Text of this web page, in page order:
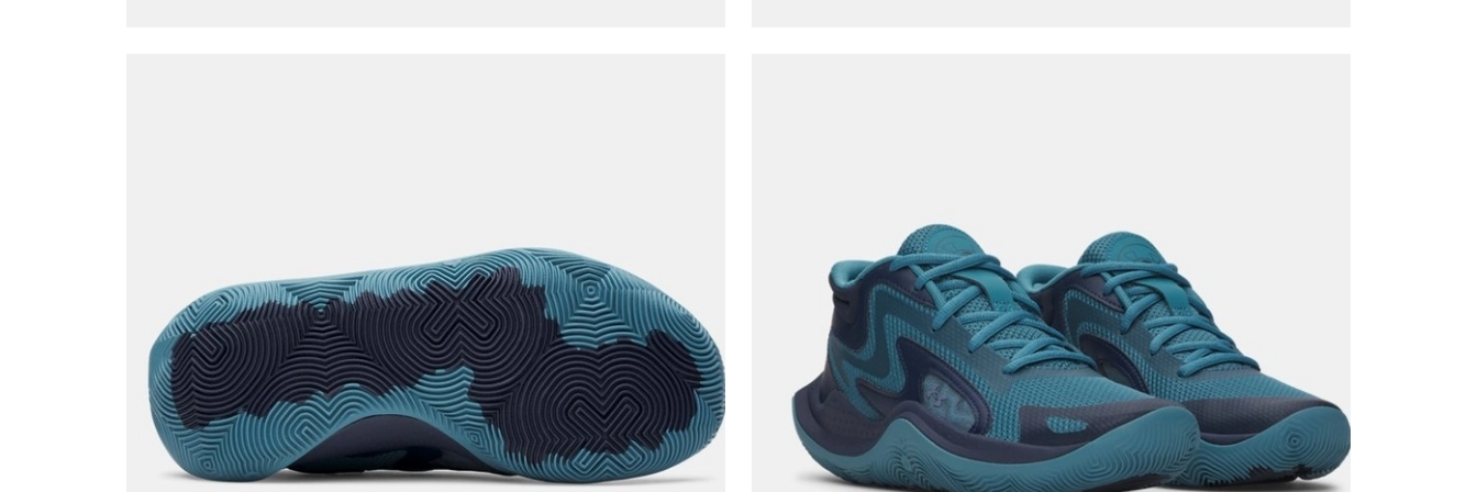
Şifre*
göster
En az 8 karakter
Bir küçük harf karakter
Bir rakam
Bir büyük harf
En az 1 özel karakter
Aşağıdakileri okudum ve kabul ediyorum: